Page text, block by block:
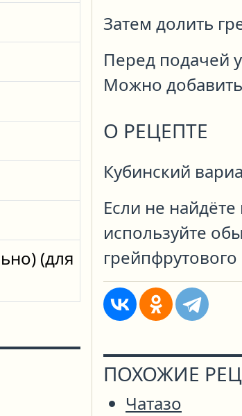
(для
Затем долить
Перед подачей
Можно
О РЕЦЕПТЕ
Кубинский
Если не
используйте
ПОХОЖИЕ
Чатазо